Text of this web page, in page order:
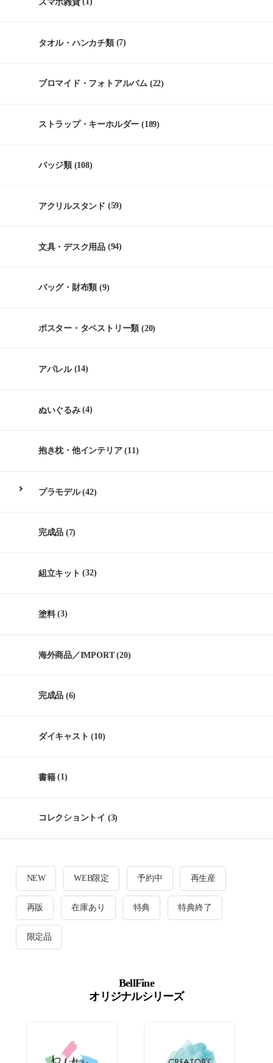
スマホ雑貨(1)
タオル・ハンカチ類(7)
ブロマイド・フォトアルバム (22)
ストラップ・キーホルダー (189)
バッジ類(108)
アクリルスタンド (59)
文具・デスク用品 (94)
バッグ・財布類 (9)
ポスター・タペストリー類 (20)
アパレル(14)
ぬいぐるみ(4)
抱き枕・他インテリア(11)
プラモデル(42)
完成品 (7)
組立キット (32)
塗料(3)
海外商品／IMPORT(20)
完成品 (6)
ダイキャスト (10)
書籍(1)
コレクショントイ (3)
NEW WEB限定 予約中 再生産
再販 在庫あり 特典 特典終了
限定品
BellFine
オリジナルシリーズ